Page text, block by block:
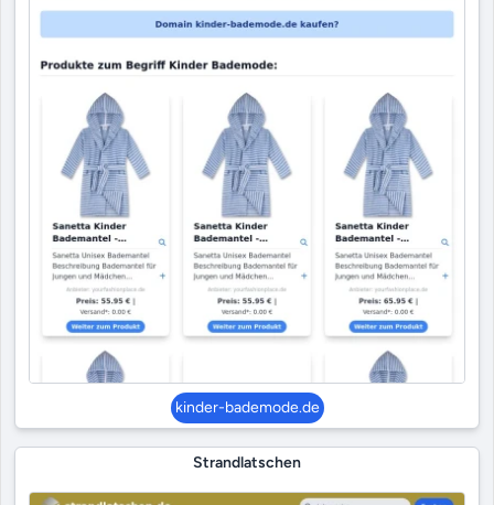
kinder-bademode.de
Strandlatschen